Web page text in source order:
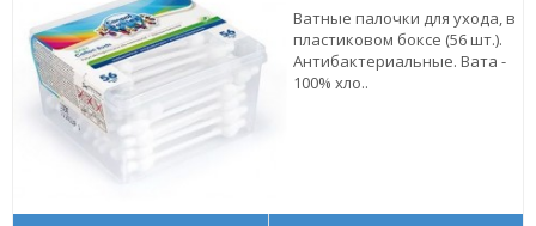
Ватные палочки для ухода, в
пластиковом боксе (56 шт.).
Антибактериальные. Вата -
100% хло..